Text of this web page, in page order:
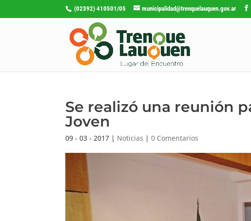
(02392) 410501/05 municipalidad@trenquelauquen.gov.ar
Se realizó una reunión
Joven
09 - 03 - 2017 | Noticias |0 Comentarios